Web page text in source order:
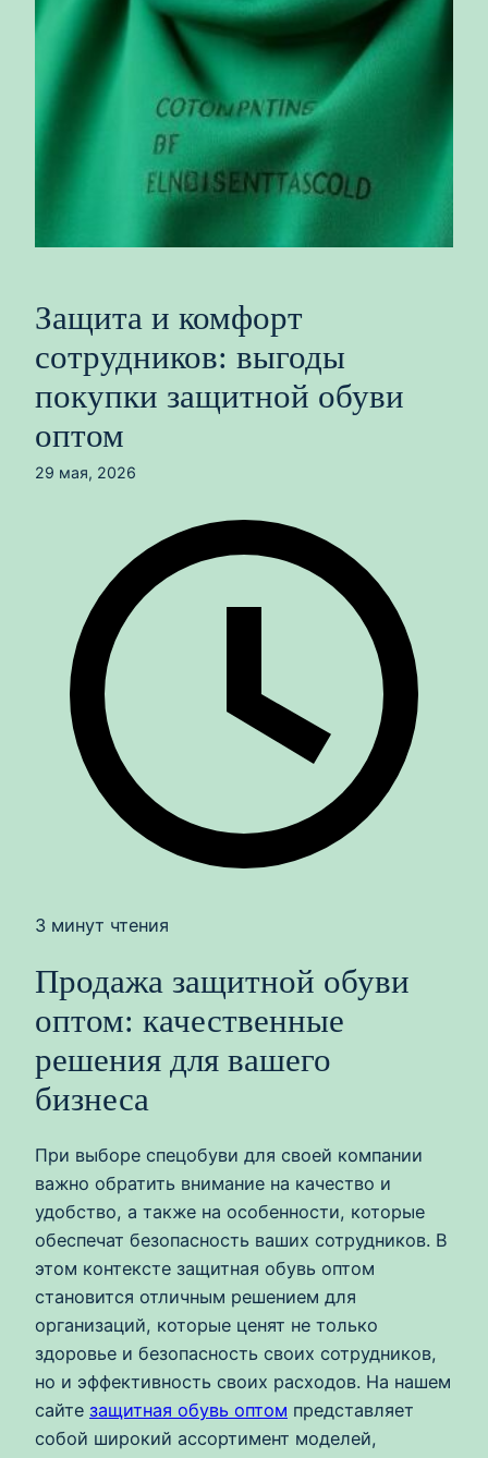
Защита и комфорт
сотрудников: выгоды
покупки защитной обуви
оптом
29 мая, 2026
3 минут чтения
Продажа защитной обуви
оптом: качественные
решения для вашего
бизнеса
При выборе спецобуви для своей компании
важно обратить внимание на качество и
удобство, а также на особенности, которые
обеспечат безопасность ваших сотрудников. В
этом контексте защитная обувь оптом
становится отличным решением для
организаций, которые ценят не только
здоровье и безопасность своих сотрудников,
но и эффективность своих расходов. На нашем
сайте защитная обувь оптом представляет
собой широкий ассортимент моделей,